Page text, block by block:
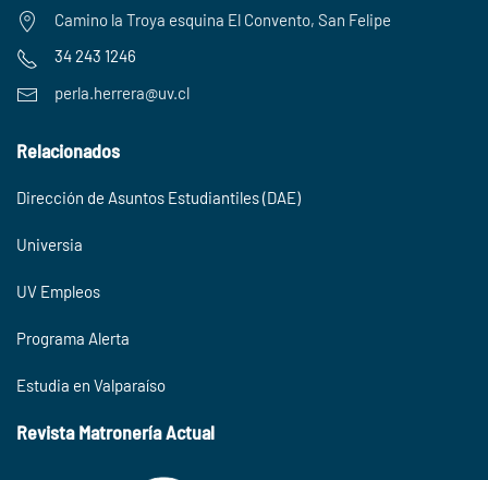
Camino la Troya esquina El Convento, San Felipe
34 243 1246
perla.herrera@uv.cl
Relacionados
Dirección de Asuntos Estudiantiles (DAE)
Universia
UV Empleos
Programa Alerta
Estudia en Valparaíso
Revista Matronería Actual